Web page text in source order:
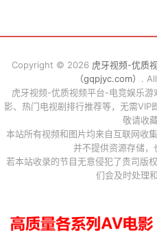
Copyright © 2026 虎牙视频-优质
（gqpjyc.com） .
虎牙视频-优质视频平台-电竞娱乐
影、热门电视剧排行推荐等，无需VIP
敬请收
本站所有视频和图片均来自互联网收
并不提供资源存储
若本站收录的节目无意侵犯了贵司版
们会及时处理